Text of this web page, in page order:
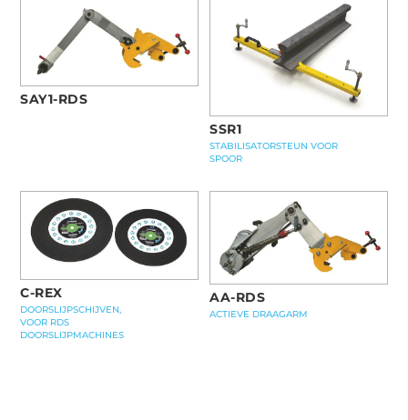
SAY1-RDS
SSR1
STABILISATORSTEUN VOOR
SPOOR
C-REX
DOORSLIJPSCHIJVEN,
VOOR RDS
DOORSLIJPMACHINES
AA-RDS
ACTIEVE DRAAGARM